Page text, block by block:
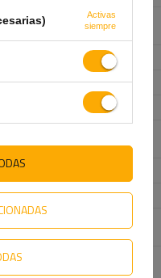
Activas
siempre